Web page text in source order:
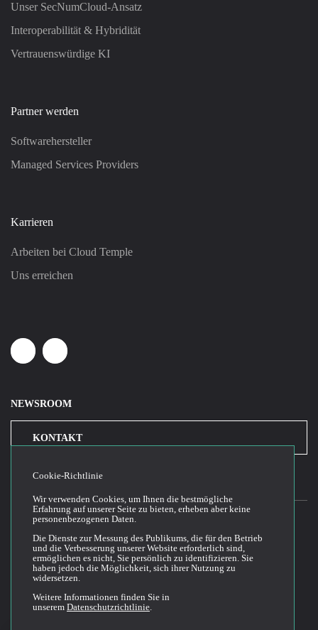
Unser SecNumCloud-Ansatz
Interoperabilität & Hybridität
Vertrauenswürdige KI
Partner werden
Softwarehersteller
Managed Services Providers
Karrieren
Arbeiten bei Cloud Temple
Uns erreichen
LinkedinYoutube
NEWSROOM
KONTAKT
2026© Cloud Temple
Allgemeine Bedingungen für die Nutzung der Website
Politik der Vertraulichkeit
Politik der Cookies
Allgemeine Geschäftsbedingungen für den Verkauf und die Nutzung
Cookie-Richtlinie
Wir verwenden Cookies, um Ihnen die bestmögliche
Erfahrung auf unserer Seite zu bieten, erheben aber keine
personenbezogenen Daten.
Die Dienste zur Messung des Publikums, die für den Betrieb
und die Verbesserung unserer Website erforderlich sind,
ermöglichen es nicht, Sie persönlich zu identifizieren. Sie
haben jedoch die Möglichkeit, sich ihrer Nutzung zu
widersetzen.
Weitere Informationen finden Sie in
unserem Datenschutzrichtlinie.